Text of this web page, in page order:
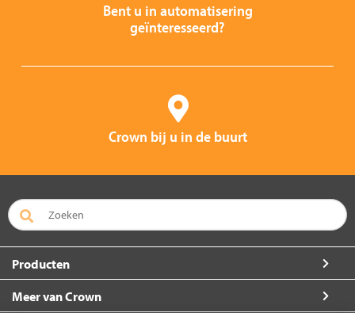
Bent u in automatisering
geïnteresseerd?
Crown bij u in de buurt
Producten
Meer van Crown